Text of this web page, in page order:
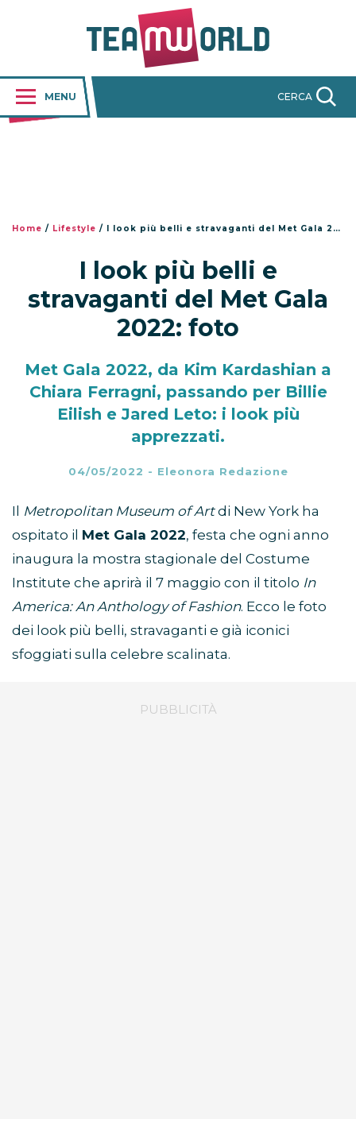
MENU CERCA
Home / Lifestyle / I look più belli e stravaganti del Met Gala 2022: foto
I look più belli e
stravaganti del Met Gala
2022: foto
Met Gala 2022, da Kim Kardashian a
Chiara Ferragni, passando per Billie
Eilish e Jared Leto: i look più
apprezzati.
04/05/2022 - Eleonora Redazione
Il Metropolitan Museum of Artdi New York ha
ospitato il Met Gala 2022, festa che ogni anno
inaugura la mostra stagionale del Costume
Institute che aprirà il 7 maggio con il titolo In
America: An Anthology of Fashion. Ecco le foto
dei look più belli, stravaganti e già iconici
sfoggiati sulla celebre scalinata.